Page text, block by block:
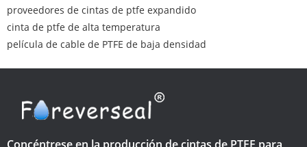
proveedores de cintas de ptfe expandido
cinta de ptfe de alta temperatura
película de cable de PTFE de baja densidad